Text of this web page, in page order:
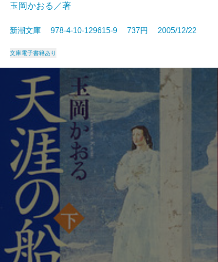
玉岡かおる／著
新潮文庫 978-4-10-129615-9 737円 2005/12/22
文庫電子書籍あり